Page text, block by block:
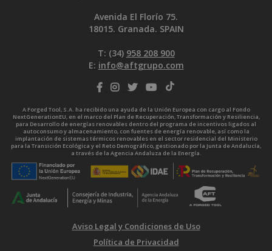
Avenida El Florío 75.
18015. Granada. SPAIN
T: (34) 958 208 900
E: info@aftgrupo.com
A Forged Tool, S.A. ha recibido una ayuda de la Unión Europea con cargo al Fondo
NextGenerationEU, en el marco del Plan de Recuperación, Transformación y Resiliencia,
para Desarrollo de energías renovables dentro del programa de incentivos ligados al
autoconsumo y almacenamiento, con fuentes de energía renovable, así como la
implantación de sistemas térmicos renovables en el sector residencial del Ministerio
para la Transición Ecológica y el Reto Demográfico, gestionado por la Junta de Andalucía,
a través de la Agencia Andaluza de la Energía.
Aviso Legal y Condiciones de Uso
Política de Privacidad